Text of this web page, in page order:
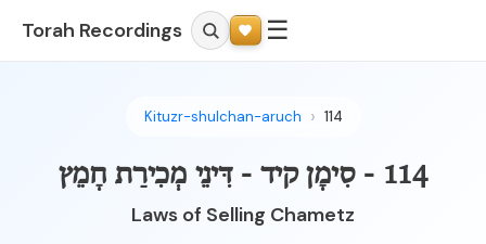
Torah Recordings ☰
Kituzr-shulchan-aruch 114
114 - סִימָן קיד - דִּינֵי מְכִירַת חָמֵץ
Laws of Selling Chametz